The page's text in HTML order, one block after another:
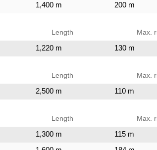
1,400 m 200 m
Length Max.
1,220 m 130 m
Length Max.
2,500 m 110 m
Length Max.
1,300 m 115 m